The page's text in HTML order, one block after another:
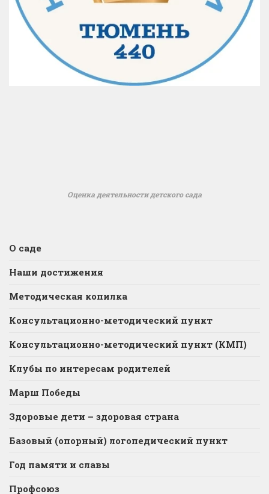
Оценка деятельности детского сада
О саде
Наши достижения
Методическая копилка
Консультационно-методический пункт
Консультационно-методический пункт (КМП)
Клубы по интересам родителей
Марш Победы
Здоровые дети – здоровая страна
Базовый (опорный) логопедический пункт
Год памяти и славы
Профсоюз